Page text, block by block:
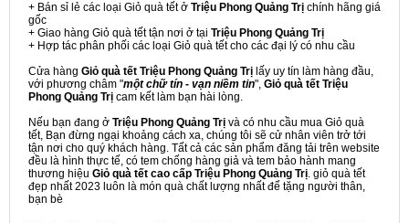
+ Bán sỉ lẻ các loại Giỏ quà tết ở Triệu Phong Quảng Trị chính hãng giá
gốc
+ Giao hàng Giỏ quà tết tận nơi ở tại Triệu Phong Quảng Trị
+ Hợp tác phân phối các loại Giỏ quà tết cho các đại lý có nhu cầu
Cửa hàng Giỏ quà tết Triệu Phong Quảng Trị lấy uy tín làm hàng đầu,
với phương châm "một chữ tín - vạn niềm tin", Giỏ quà tết Triệu
Phong Quảng Trị cam kết làm bạn hài lòng.
Nếu bạn đang ở Triệu Phong Quảng Trị và có nhu cầu mua Giỏ quà
tết, Bạn đừng ngại khoảng cách xa, chúng tôi sẽ cử nhân viên trở tới
tận nơi cho quý khách hàng. Tất cả các sản phẩm đăng tải trên website
đều là hình thực tế, có tem chống hàng giả và tem bảo hành mang
thương hiệu Giỏ quà tết cao cấp Triệu Phong Quảng Trị. giỏ quà tết
đẹp nhất 2023 luôn là món quà chất lượng nhất để tặng người thân,
bạn bè